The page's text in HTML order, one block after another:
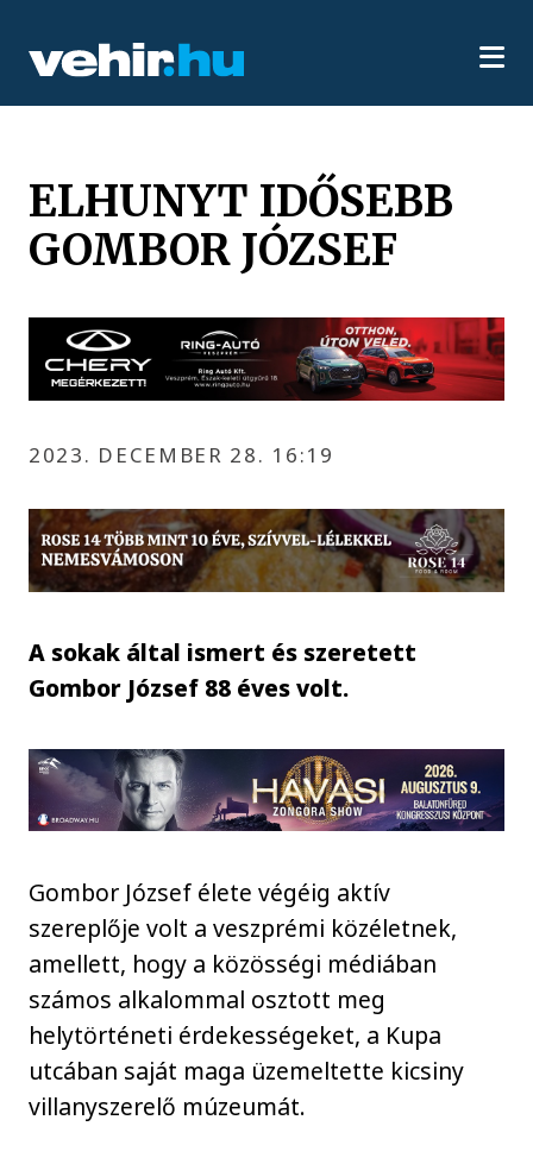
ELHUNYT IDŐSEBB
GOMBOR JÓZSEF
2023. DECEMBER 28. 16:19
A sokak által ismert és szeretett
Gombor József 88 éves volt.
Gombor József élete végéig aktív
szereplője volt a veszprémi közéletnek,
amellett, hogy a közösségi médiában
számos alkalommal osztott meg
helytörténeti érdekességeket, a Kupa
utcában saját maga üzemeltette kicsiny
villanyszerelő múzeumát.